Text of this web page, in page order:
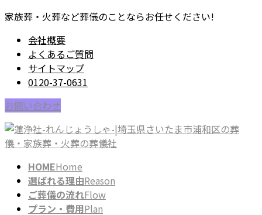
コ
移
動
ナ
ン
に
移
動
家族葬・火葬など葬儀のことならお任せください!
会社概要
よくあるご質問
サイトマップ
0120-37-0631
お問い合わせ
HOMEHome
選ばれる理由Reason
ご葬儀の流れFlow
プラン・費用Plan